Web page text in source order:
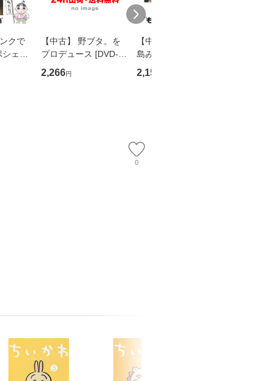
クで
ェッ
祥伝
ル便送
【中古】 野ブタ。を
プロデュース [DVD-B
OX] / バップ [DVD]
【メール便送料無料】
2,266円
【中古】 寒水魚 / 中
島みゆき / [CD]【メー
ル便送料無料】
2,150
0